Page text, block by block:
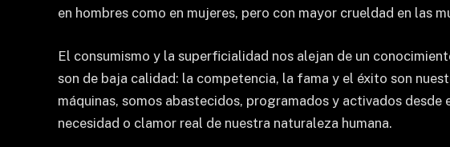
en hombres como en mujeres, pero con mayor crueldad en las
El consumismo y la superficialidad nos alejan de un
son de baja calidad: la competencia, la fama y el éxito son
máquinas, somos abastecidos, programados y activados
necesidad o clamor real de nuestra naturaleza humana.